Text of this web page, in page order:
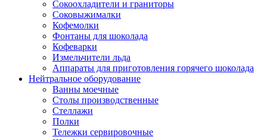
Сокоохладители и граниторы
Соковыжималки
Кофемолки
Фонтаны для шоколада
Кофеварки
Измельчители льда
Аппараты для приготовления горячего шоколада
Нейтральное оборудование
Ванны моечные
Столы производственные
Стеллажи
Полки
Тележки сервировочные